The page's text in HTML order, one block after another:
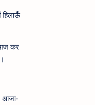
हिलाऊँ
कर
आजा-